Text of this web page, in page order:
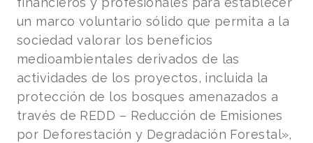
un marco voluntario sólido que permita a la
sociedad valorar los beneficios
medioambientales derivados de las
actividades de los proyectos, incluida la
protección de los bosques amenazados a
través de REDD – Reducción de Emisiones
por Deforestación y Degradación Forestal»,